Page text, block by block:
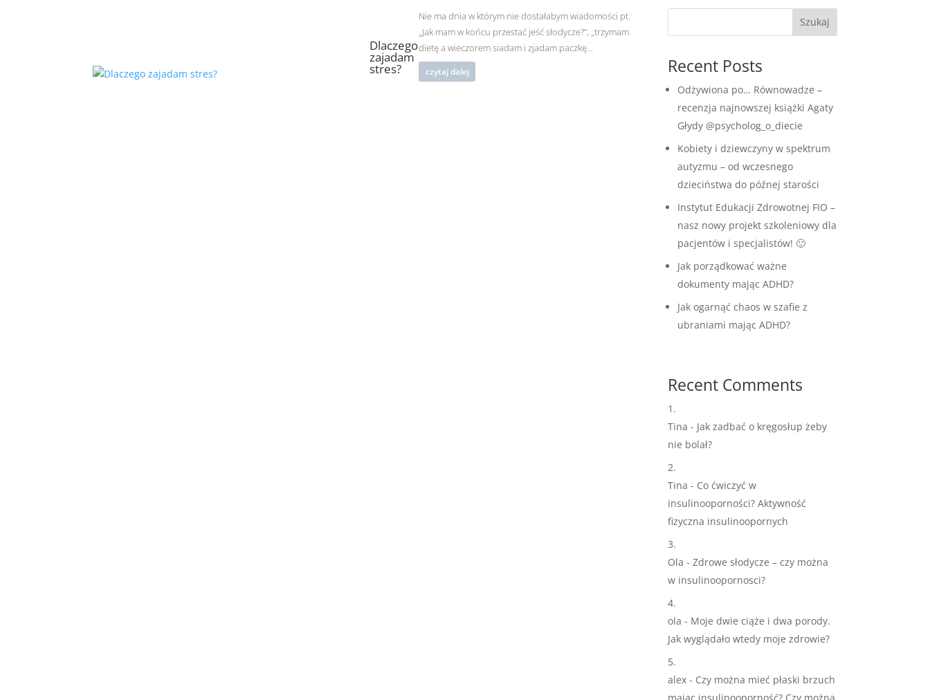
Dlaczego
zajadam
stres?
Nie ma dnia w którym nie dostałabym wiadomości pt.
„Jak mam w końcu przestać jeść słodycze?”, „trzymam
dietę a wieczorem siadam i zjadam paczkę...
czytaj dalej
Szukaj
Recent Posts
Odżywiona po… Równowadze –
recenzja najnowszej książki Agaty
Głydy @psycholog_o_diecie
Kobiety i dziewczyny w spektrum
autyzmu – od wczesnego
dzieciństwa do późnej starości
Instytut Edukacji Zdrowotnej FIO –
nasz nowy projekt szkoleniowy dla
pacjentów i specjalistów! 🙂
Jak porządkować ważne
dokumenty mając ADHD?
Jak ogarnąć chaos w szafie z
ubraniami mając ADHD?
Recent Comments
Tina - Jak zadbać o kręgosłup żeby
nie bolał?
Tina - Co ćwiczyć w
insulinooporności? Aktywność
fizyczna insulinoopornych
Ola - Zdrowe słodycze – czy można
w insulinoopornosci?
ola - Moje dwie ciąże i dwa porody.
Jak wyglądało wtedy moje zdrowie?
alex- Czy można mieć płaski brzuch